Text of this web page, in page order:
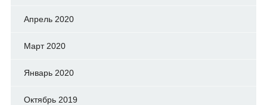
Апрель 2020
Март 2020
Январь 2020
Октябрь 2019